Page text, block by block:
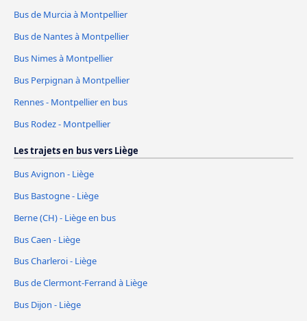
Bus de Murcia à Montpellier
Bus de Nantes à Montpellier
Bus Nimes à Montpellier
Bus Perpignan à Montpellier
Rennes - Montpellier en bus
Bus Rodez - Montpellier
Les trajets en bus vers Liège
Bus Avignon - Liège
Bus Bastogne - Liège
Berne (CH) - Liège en bus
Bus Caen - Liège
Bus Charleroi - Liège
Bus de Clermont-Ferrand à Liège
Bus Dijon - Liège